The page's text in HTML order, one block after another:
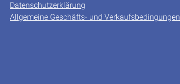
Datenschutzerklärung
Allgemeine Geschäfts- und Verkaufsbedingungen